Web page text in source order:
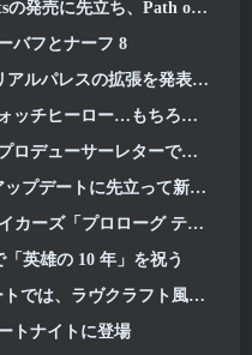
2のVaal Leagueの運命を動かす準備をしている
バフとナーフ 8
「大規模な」コンテンツのロードマップを共有
ろんそれは起こるべくして起こった
ューサーレターで明らかに
立って新しいSHINEクラスを予告
ーバル バージョンへのサインアップが進行中です
英雄の 10 年」を祝う
ラフト風のスナイパーが登場します
トナイトに登場